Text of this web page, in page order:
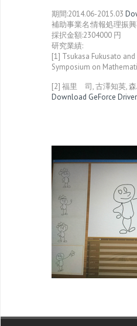
期間:2014.06-2015.03
補助事業名:情報処理振
採択金額:2304000 円
研究業績:
[1] Tsukasa Fukusato
Symposium on
[2] 福里 司, 古澤知英, 森
Download GeForce Driver.